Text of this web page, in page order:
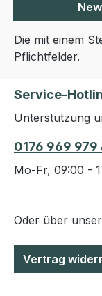
Die mit einem
Pflichtfelder.
Service-
Unterstützung
0176 969 979
Mo-Fr, 09:00 -
Oder über unser
Vertrag